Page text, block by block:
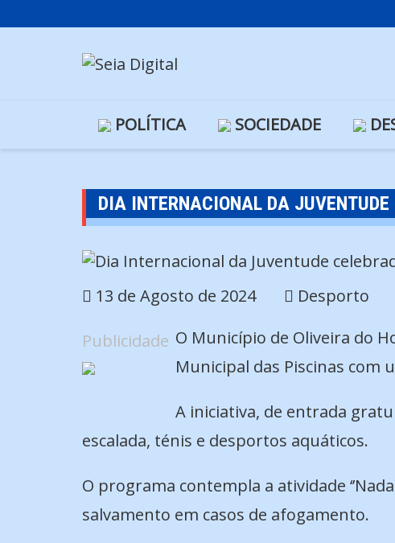
to
POLÍTICA SOCIEDADE
DIA INTERNACIONAL DA
13 de Agosto de 2024 Desporto
Publicidade O Município de Oliveira do
Municipal das Piscinas com
A iniciativa, de entrada
escalada, ténis e desportos aquáticos.
O programa contempla a atividade
salvamento em casos de afogamento.